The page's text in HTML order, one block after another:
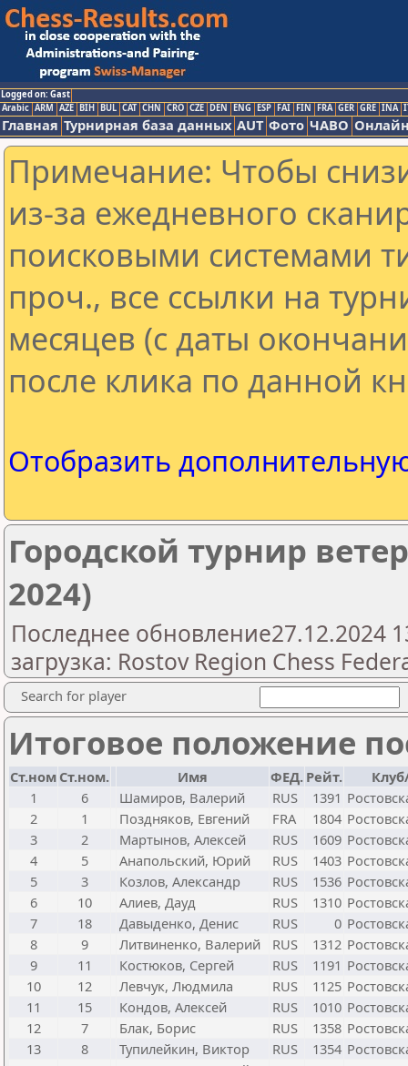
Logged on: Gast
Arabic ARM AZE BIH BUL CAT CHN CRO CZE DEN ENG ESP FAI FIN FRA GER GRE INA
Главная Турнирная база данных AUT Фото ЧАВО
Примечание: Чтобы
из-за ежедневного
поисковыми системами
проч., все ссылки на
месяцев (с даты
после клика по данной
Отобразить
Городской турнир
2024)
Последнее обновление27.12.2024
загрузка: Rostov Region Chess
Search for player
Итоговое положение
Ст.ном Ст.ном. Имя ФЕД. Рейт.
1
6 Шамиров, Валерий RUS 1391
2
1 Поздняков, Евгений FRA 1804
3
2 Мартынов, Алексей RUS 1609
4
5 Анапольский, Юрий RUS 1403
5
3 Козлов, Александр RUS 1536
6
10 Алиев, Дауд RUS 1310
7
18 Давыденко, Денис RUS 0
8
9 Литвиненко, Валерий RUS 1312
9
11 Костюков, Сергей RUS 1191
10
12 Левчук, Людмила RUS 1125
11
15 Кондов, Алексей RUS 1010
12
7 Блак, Борис RUS 1358
13
8 Тупилейкин, Виктор RUS 1354